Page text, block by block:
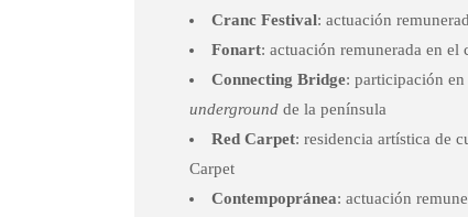
Cranc Festival: actuación
Fonart: actuación remunerada en el
Connecting Bridge: participación
underground de la península
Red Carpet: residencia artística de
Carpet
Contempopránea: actuación